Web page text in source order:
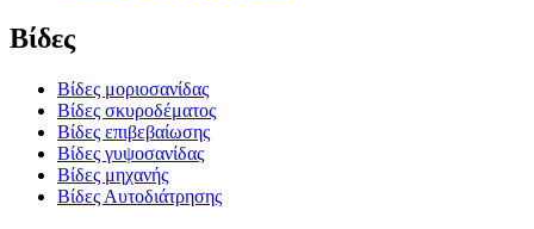
Βίδες
Βίδες μοριοσανίδας
Βίδες σκυροδέματος
Βίδες επιβεβαίωσης
Βίδες γυψοσανίδας
Βίδες μηχανής
Βίδες Αυτοδιάτρησης